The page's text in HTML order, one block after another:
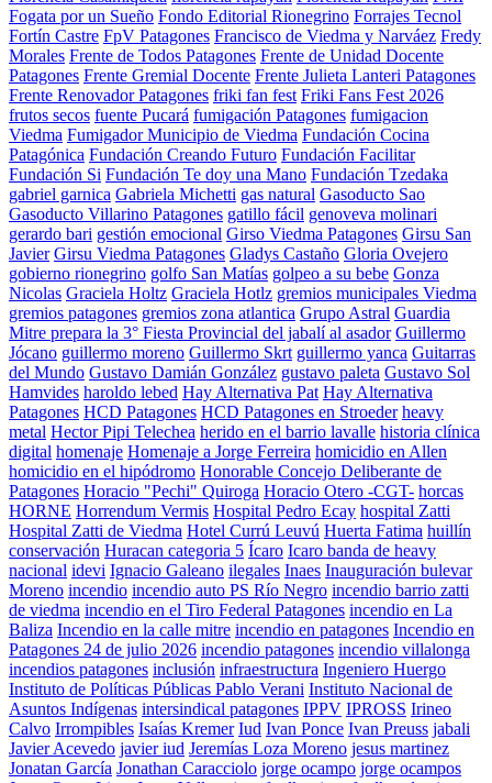
Fogata por un Sueño Fondo Editorial Rionegrino Forrajes Tecnol
Fortín Castre FpV Patagones Francisco de Viedma y Narváez Fredy
Morales Frente de Todos Patagones Frente de Unidad Docente
Patagones Frente Gremial Docente Frente Julieta Lanteri Patagones
Frente Renovador Patagones friki fan fest Friki Fans Fest 2026
frutos secos fuente Pucará fumigación Patagones fumigacion
Viedma Fumigador Municipio de Viedma Fundación Cocina
Patagónica Fundación Creando Futuro Fundación Facilitar
Fundación Si Fundación Te doy una Mano Fundación Tzedaka
gabriel garnica Gabriela Michetti gas natural Gasoducto Sao
Gasoducto Villarino Patagones gatillo fácil genoveva molinari
gerardo bari gestión emocional Girso Viedma Patagones Girsu San
Javier Girsu Viedma Patagones Gladys Castaño Gloria Ovejero
gobierno rionegrino golfo San Matías golpeo a su bebe Gonza
Nicolas Graciela Holtz Graciela Hotlz gremios municipales Viedma
gremios patagones gremios zona atlantica Grupo Astral Guardia
Mitre prepara la 3° Fiesta Provincial del jabalí al asador Guillermo
Jócano guillermo moreno Guillermo Skrt guillermo yanca Guitarras
del Mundo Gustavo Damián González gustavo paleta Gustavo Sol
Hamvides haroldo lebed Hay Alternativa Pat Hay Alternativa
Patagones HCD Patagones HCD Patagones en Stroeder heavy
metal Hector Pipi Telechea herido en el barrio lavalle historia clínica
digital homenaje Homenaje a Jorge Ferreira homicidio en Allen
homicidio en el hipódromo Honorable Concejo Deliberante de
Patagones Horacio "Pechi" Quiroga Horacio Otero -CGT- horcas
HORNE Horrendum Vermis Hospital Pedro Ecay hospital Zatti
Hospital Zatti de Viedma Hotel Currú Leuvú Huerta Fatima huillín
conservación Huracan categoria 5 Ícaro Icaro banda de heavy
nacional idevi Ignacio Galeano ilegales Inaes Inauguración bulevar
Moreno incendio incendio auto PS Río Negro incendio barrio zatti
de viedma incendio en el Tiro Federal Patagones incendio en La
Baliza Incendio en la calle mitre incendio en patagones Incendio en
Patagones 24 de julio 2026 incendio patagones incendio villalonga
incendios patagones inclusión infraestructura Ingeniero Huergo
Instituto de Políticas Públicas Pablo Verani Instituto Nacional de
Asuntos Indígenas intersindical patagones IPPV IPROSS Irineo
Calvo Irrompibles Isaías Kremer Iud Ivan Ponce Ivan Preuss jabali
Javier Acevedo javier iud Jeremías Loza Moreno jesus martinez
Jonatan García Jonathan Caracciolo jorge ocampo jorge ocampos